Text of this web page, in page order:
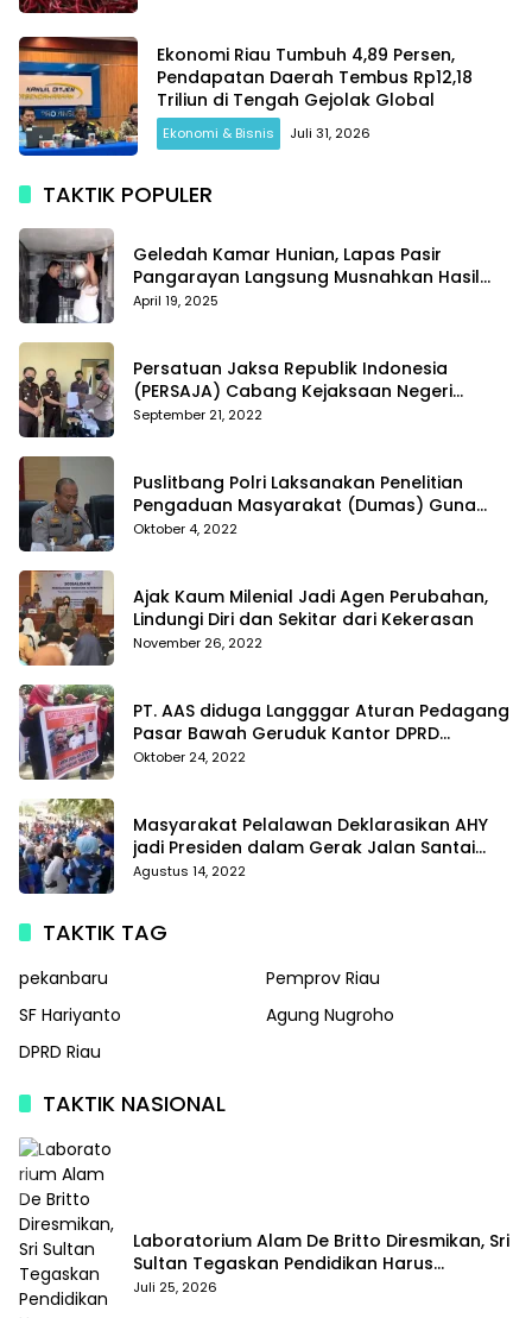
Ekonomi Riau Tumbuh 4,89 Persen,
Pendapatan Daerah Tembus Rp12,18
Triliun di Tengah Gejolak Global
Ekonomi & Bisnis Juli 31, 2026
TAKTIK POPULER
Geledah Kamar Hunian, Lapas Pasir
Pangarayan Langsung Musnahkan Hasil
Temuan
April 19, 2025
Persatuan Jaksa Republik Indonesia
(PERSAJA) Cabang Kejaksaan Negeri
Tanggamus resmi melaporkan Alvin Lim ke
September 21, 2022
Puslitbang Polri Laksanakan Penelitian
Pengaduan Masyarakat (Dumas) Guna
Meningkatkan Profesionalisme Personil Polri
Oktober 4, 2022
Ajak Kaum Milenial Jadi Agen Perubahan,
Lindungi Diri dan Sekitar dari Kekerasan
November 26, 2022
PT. AAS diduga Langggar Aturan Pedagang
Pasar Bawah Geruduk Kantor DPRD
Pekanbaru
Oktober 24, 2022
Masyarakat Pelalawan Deklarasikan AHY
jadi Presiden dalam Gerak Jalan Santai
Partai Demokrat
Agustus 14, 2022
TAKTIK TAG
pekanbaru
Pemprov Riau
SF Hariyanto
Agung Nugroho
DPRD Riau
TAKTIK NASIONAL
Laboratorium Alam De Britto Diresmikan, Sri
Sultan Tegaskan Pendidikan Harus
Membentuk Karakter
Juli 25, 2026